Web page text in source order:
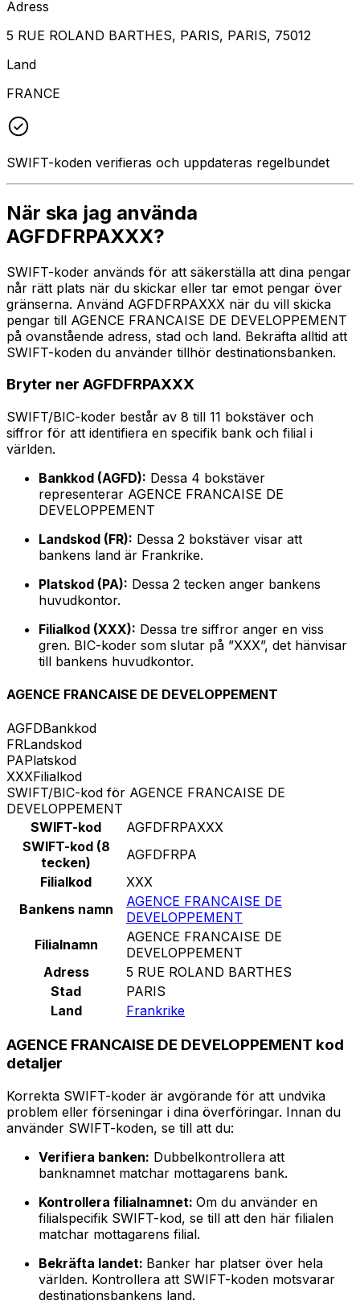
Adress
5 RUE ROLAND BARTHES, PARIS, PARIS, 75012
Land
FRANCE
SWIFT-koden verifieras och uppdateras regelbundet
När ska jag använda
AGFDFRPAXXX?
SWIFT-koder används för att säkerställa att dina pengar
når rätt plats när du skickar eller tar emot pengar över
gränserna. Använd AGFDFRPAXXX när du vill skicka
pengar till AGENCE FRANCAISE DE DEVELOPPEMENT
på ovanstående adress, stad och land. Bekräfta alltid att
SWIFT-koden du använder tillhör destinationsbanken.
Bryter ner AGFDFRPAXXX
SWIFT/BIC-koder består av 8 till 11 bokstäver och
siffror för att identifiera en specifik bank och filial i
världen.
Bankkod (AGFD): Dessa 4 bokstäver
representerar AGENCE FRANCAISE DE
DEVELOPPEMENT
Landskod (FR): Dessa 2 bokstäver visar att
bankens land är Frankrike.
Platskod (PA): Dessa 2 tecken anger bankens
huvudkontor.
Filialkod (XXX): Dessa tre siffror anger en viss
gren. BIC-koder som slutar på ”XXX”, det hänvisar
till bankens huvudkontor.
AGENCE FRANCAISE DE DEVELOPPEMENT
AGFDBankkod
FRLandskod
PAPlatskod
XXXFilialkod
SWIFT/BIC-kod för AGENCE FRANCAISE DE
DEVELOPPEMENT
SWIFT-kod
AGFDFRPAXXX
SWIFT-kod (8
tecken)
AGFDFRPA
Filialkod
XXX
Bankens namn
AGENCE FRANCAISE DE
DEVELOPPEMENT
Filialnamn
AGENCE FRANCAISE DE
DEVELOPPEMENT
Adress
5 RUE ROLAND BARTHES
Stad
PARIS
Land
Frankrike
AGENCE FRANCAISE DE DEVELOPPEMENT kod
detaljer
Korrekta SWIFT-koder är avgörande för att undvika
problem eller förseningar i dina överföringar. Innan du
använder SWIFT-koden, se till att du:
Verifiera banken: Dubbelkontrollera att
banknamnet matchar mottagarens bank.
Kontrollera filialnamnet: Om du använder en
filialspecifik SWIFT-kod, se till att den här filialen
matchar mottagarens filial.
Bekräfta landet: Banker har platser över hela
världen. Kontrollera att SWIFT-koden motsvarar
destinationsbankens land.